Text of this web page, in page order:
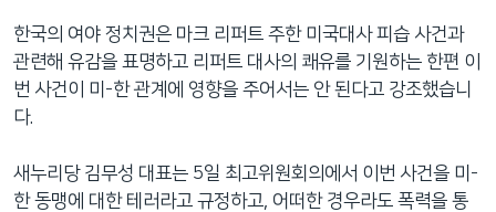
로
이
등
한국의 여야 정치권은 마크 리퍼트 주한 미국대사 피습 사건과
관련해 유감을 표명하고 리퍼트 대사의 쾌유를 기원하는 한편 이
번 사건이 미-한 관계에 영향을 주어서는 안 된다고 강조했습니
다.
새누리당 김무성 대표는 5일 최고위원회의에서 이번 사건을 미-
한 동맹에 대한 테러라고 규정하고, 어떠한 경우라도 폭력을 통